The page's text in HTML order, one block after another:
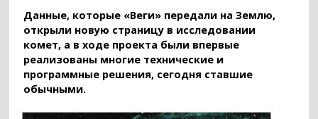
Данные, которые «Веги» передали на Землю,
открыли новую страницу в исследовании
комет, а в ходе проекта были впервые
реализованы многие технические и
программные решения, сегодня ставшие
обычными.